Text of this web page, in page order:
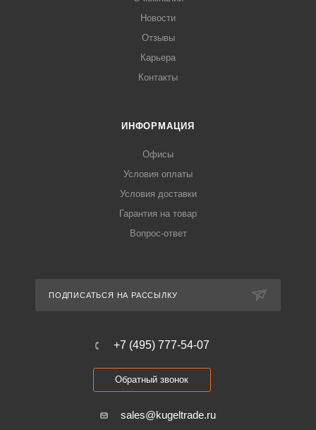
Новости
Отзывы
Карьера
Контакты
ИНФОРМАЦИЯ
Офисы
Условия оплаты
Условия доставки
Гарантия на товар
Вопрос-ответ
ПОДПИСАТЬСЯ НА РАССЫЛКУ
+7 (495) 777-54-07
Обратный звонок
sales@kugeltrade.ru